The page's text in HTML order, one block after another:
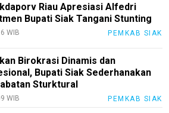
Riau Apresiasi Alfedri
Bupati Siak Tangani Stunting
WIB PEMKAB SIAK
Birokrasi Dinamis dan
Bupati Siak Sederhanakan
Sturktural
WIB PEMKAB SIAK